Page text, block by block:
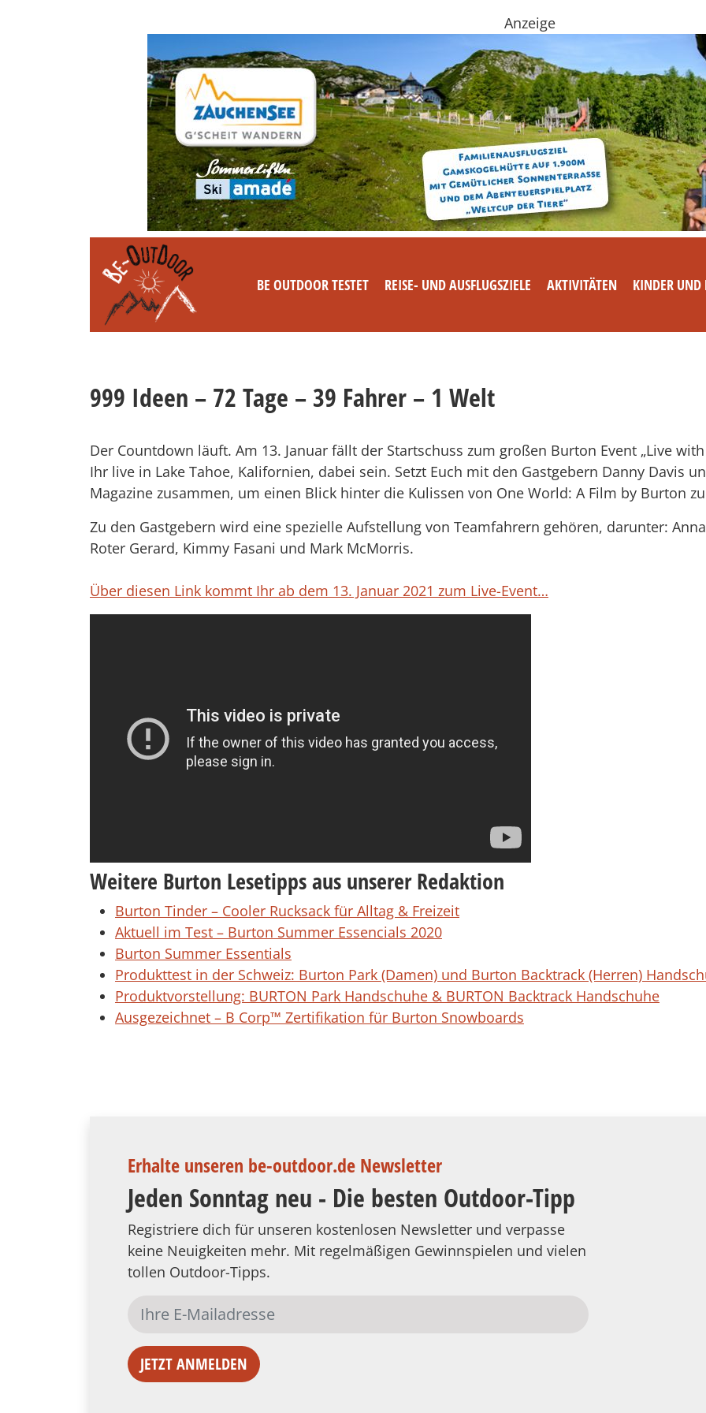
Anzeige
BE OUTDOOR TESTET REISE- UND AUSFLUGSZIELE AKTIVITÄTEN KINDER
999 Ideen – 72 Tage – 39 Fahrer – 1 Welt
Der Countdown läuft. Am 13. Januar fällt der Startschuss zum großen Burton Event „Live
Ihr live in Lake Tahoe, Kalifornien, dabei sein. Setzt Euch mit den Gastgebern Danny Davis
Magazine zusammen, um einen Blick hinter die Kulissen von One World: A Film by Burton
Zu den Gastgebern wird eine spezielle Aufstellung von Teamfahrern gehören, darunter:
Roter Gerard, Kimmy Fasani und Mark McMorris.
Über diesen Link kommt Ihr ab dem 13. Januar 2021 zum Live-Event…
Weitere Burton Lesetipps aus unserer Redaktion
Burton Tinder – Cooler Rucksack für Alltag & Freizeit
Aktuell im Test – Burton Summer Essencials 2020
Burton Summer Essentials
Produkttest in der Schweiz: Burton Park (Damen) und Burton Backtrack (Herren)
Produktvorstellung: BURTON Park Handschuhe & BURTON Backtrack Handschuhe
Ausgezeichnet – B Corp™ Zertifikation für Burton Snowboards
Erhalte unseren be-outdoor.de Newsletter
Jeden Sonntag neu - Die besten Outdoor-Tipp
Registriere dich für unseren kostenlosen Newsletter und verpasse
keine Neuigkeiten mehr. Mit regelmäßigen Gewinnspielen und vielen
tollen Outdoor-Tipps.
JETZT ANMELDEN